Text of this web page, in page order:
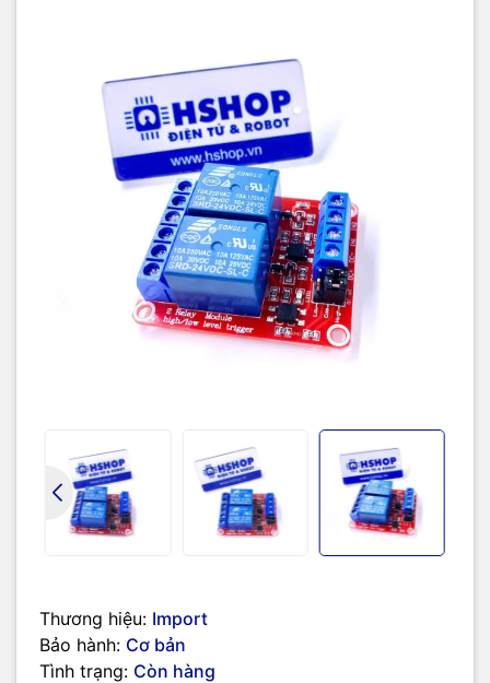
Thương hiệu: Import
Bảo hành: Cơ bản
Tình trạng: Còn hàng